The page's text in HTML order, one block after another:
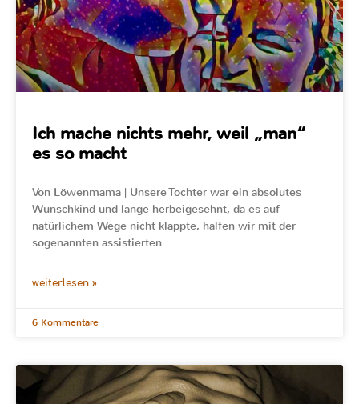
Ich mache nichts mehr, weil „man“
es so macht
Von Löwenmama | Unsere Tochter war ein absolutes
Wunschkind und lange herbeigesehnt, da es auf
natürlichem Wege nicht klappte, halfen wir mit der
sogenannten assistierten
weiterlesen »
6 Kommentare